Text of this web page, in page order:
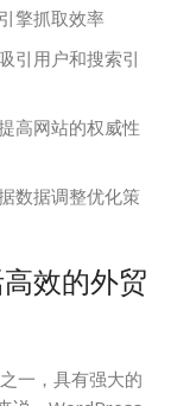
擎抓取效率
引用户和搜索引
高网站的权威性
数据调整优化策
效的外贸
一，具有强大的